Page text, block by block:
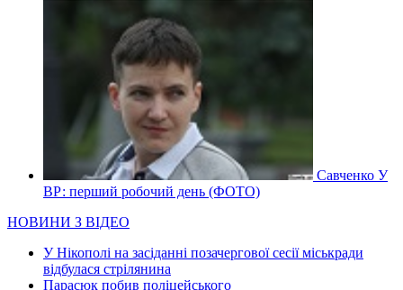
Савченко У
ВР: перший робочий день (ФОТО)
НОВИНИ З ВІДЕО
У Нікополі на засіданні позачергової сесії міськради
відбулася стрілянина
Парасюк побив поліцейського